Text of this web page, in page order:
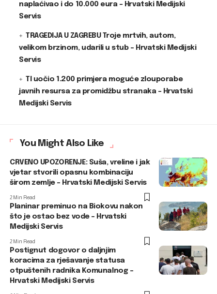
naplaćivao i do 10.000 eura – Hrvatski Medijski
Servis
TRAGEDIJA U ZAGREBU Troje mrtvih, autom,
velikom brzinom, udarili u stub – Hrvatski Medijski
Servis
TI uočio 1.200 primjera moguće zlouporabe
javnih resursa za promidžbu stranaka – Hrvatski
Medijski Servis
You Might Also Like
CRVENO UPOZORENJE: Suša, vreline i jak
vjetar stvorili opasnu kombinaciju
širom zemlje – Hrvatski Medijski Servis
2 Min Read
Planinar preminuo na Biokovu nakon
što je ostao bez vode – Hrvatski
Medijski Servis
2 Min Read
Postignut dogovor o daljnjim
koracima za rješavanje statusa
otpuštenih radnika Komunalnog –
Hrvatski Medijski Servis